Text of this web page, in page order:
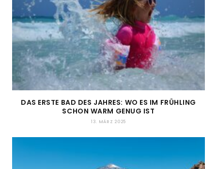
DAS ERSTE BAD DES JAHRES: WO ES IM FRÜHLING
SCHON WARM GENUG IST
13. MÄRZ 2025